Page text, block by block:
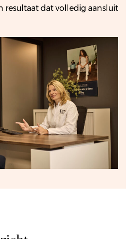
resultaat dat volledig aansluit